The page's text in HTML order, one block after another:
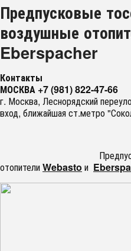
Предпусковые
воздушные
Eberspacher
Контакты
МОСКВА +7 (981) 822-47-66
г. Москва, Леснорядский
вход, ближайшая ст.метро
Предпусковые
отопителиWebasto и